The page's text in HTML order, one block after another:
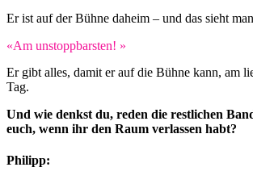
Er ist auf der Bühne daheim – und das sieht
«Am unstoppbarsten! »
Er gibt alles, damit er auf die Bühne kann, am
Tag.
Und wie denkst du, reden die restlichen
euch, wenn ihr den Raum verlassen habt?
Philipp: